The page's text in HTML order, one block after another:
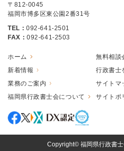
〒812-0045
福岡市博多区東公園2番31号
TEL：092-641-2501
FAX：092-641-2503
ホーム
新着情報
業務のご案内
福岡県行政書士会について
無料相談
行政書士
サイトマ
サイトポ
Copyright© 福岡県行政書